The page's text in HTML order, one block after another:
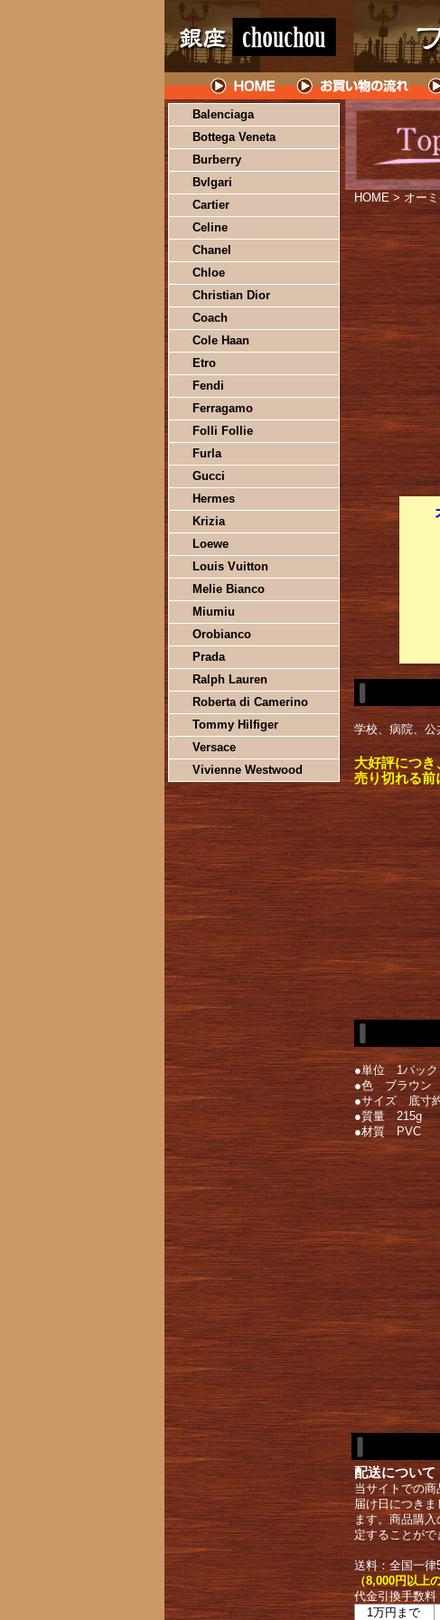
Balenciaga
Bottega Veneta
Burberry
Bvlgari
Cartier
Celine
Chanel
Chloe
Christian Dior
Coach
Cole Haan
Etro
Fendi
Ferragamo
Folli Follie
Furla
Gucci
Hermes
Krizia
Loewe
Louis Vuitton
Melie Bianco
Miumiu
Orobianco
Prada
Ralph Lauren
Roberta di Camerino
Tommy Hilfiger
Versace
Vivienne Westwood
HOME > オー
学校、病院、公
大好評につき
売り切れる前
●単位 1パック
●色 ブラウン
●サイズ 底寸
●質量 215g
●材質 PVC
配送について
当サイトでの
届け日につき
ます。商品購
定することがで
送料：全国一律
（8,000円以上
代金引換手数料
1万円まで